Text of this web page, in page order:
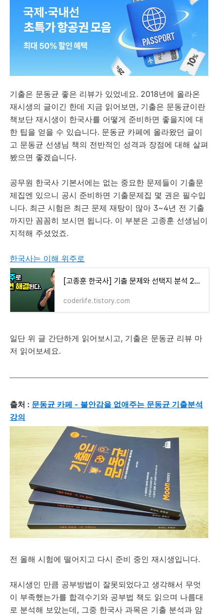
기출은 문동균 좋은 리뷰가 있었네요. 2018년에 올라온
재시생의 글이긴 한데 지금 읽어보면, 기출은 문동균이란
책보단 재시생이 한국사를 어떻게 준비하면 좋을지에 대
한 팁을 얻을 수 있습니다. 문동균 카페에 올라왔던 글이
고 문동균 선생님 책의 전반적인 성격과 장점에 대해 살펴
봤으면 좋겠습니다.
공무원 한국사 기본서에는 없는 중요한 문제들이 기출문
제집엔 있으니 공시 준비하면 기출문제집 몇 권은 필수입
니다. 최근 시험은 최근 문제 재탕이 많아 3~4년 전 기출
까지만 꼼꼼히 보시면 됩니다. 이 부분은 고종훈 선생님이
지적해 주셨었죠.
한국사는 이해 위주로
[고종훈 한국사] 기출 문제와 선택지 분석 2개 영상
coderlife.tistory.com
일단 위 글 간단하게 읽어보시고, 기출은 문동균 리뷰 마
저 읽어보세요.
출처 : 문동균 카페 - 불안감을 없애주는 문동균 기출분석
강의
전 올해 시험에 떨어지고 다시 준비 중인 재시생입니다.
재시생인 만큼 공부방법이 잘못되었다고 생각해서 무엇
이 부족했는가를 합격수기와 공부법 책도 읽으며 나름대
로 분석해 보았는데, 그중 한국사 과목은 기출 분석과 암